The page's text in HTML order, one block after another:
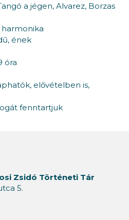
a jégen, Alvarez, Borzas
ének
óra
elővételben is,
fenntartjuk
Zsidó Történeti Tár
5.